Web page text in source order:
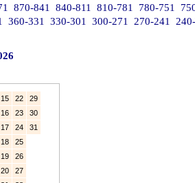
870-841 840-811 810-781 780-751
360-331 330-301 300-271 270-241
15 22
29
16 23
30
17 24
31
18
25
19
26
20
27